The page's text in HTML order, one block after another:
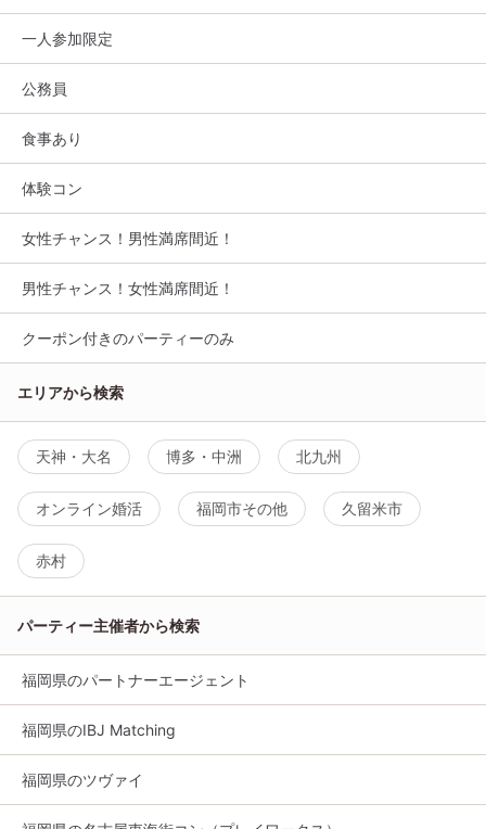
一人参加限定
公務員
食事あり
体験コン
女性チャンス！男性満席間近！
男性チャンス！女性満席間近！
クーポン付きのパーティーのみ
エリアから検索
天神・大名 博多・中洲 北九州
オンライン婚活 福岡市その他 久留米市
赤村
パーティー主催者から検索
福岡県のパートナーエージェント
福岡県のIBJ Matching
福岡県のツヴァイ